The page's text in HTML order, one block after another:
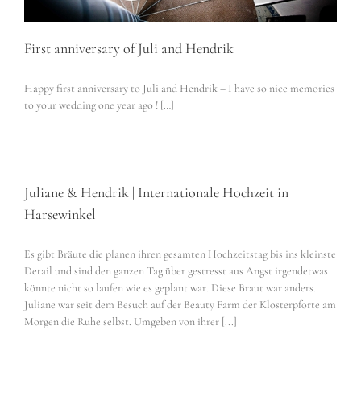
First anniversary of Juli and Hendrik
Happy first anniversary to Juli and Hendrik – I have so nice memories
to your wedding one year ago ! […]
Juliane & Hendrik | Internationale Hochzeit in
Harsewinkel
Es gibt Bräute die planen ihren gesamten Hochzeitstag bis ins kleinste
Detail und sind den ganzen Tag über gestresst aus Angst irgendetwas
könnte nicht so laufen wie es geplant war. Diese Braut war anders.
Juliane war seit dem Besuch auf der Beauty Farm der Klosterpforte am
Morgen die Ruhe selbst. Umgeben von ihrer [...]